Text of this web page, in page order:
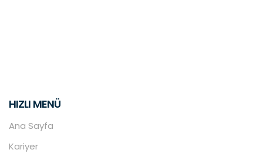
HIZLI MENÜ
Ana Sayfa
Kariyer